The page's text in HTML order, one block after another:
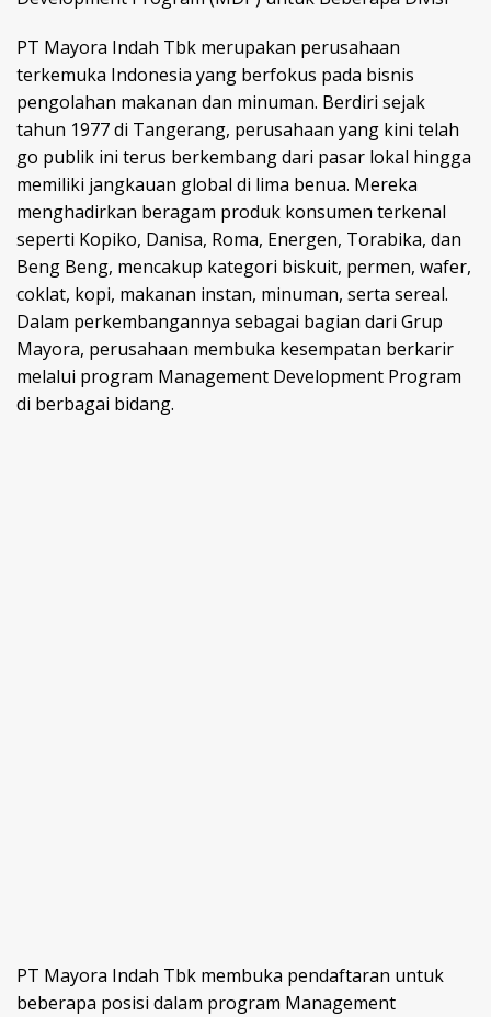
PT Mayora Indah Tbk merupakan perusahaan
terkemuka Indonesia yang berfokus pada bisnis
pengolahan makanan dan minuman. Berdiri sejak
tahun 1977 di Tangerang, perusahaan yang kini telah
go publik ini terus berkembang dari pasar lokal hingga
memiliki jangkauan global di lima benua. Mereka
menghadirkan beragam produk konsumen terkenal
seperti Kopiko, Danisa, Roma, Energen, Torabika, dan
Beng Beng, mencakup kategori biskuit, permen, wafer,
coklat, kopi, makanan instan, minuman, serta sereal.
Dalam perkembangannya sebagai bagian dari Grup
Mayora, perusahaan membuka kesempatan berkarir
melalui program Management Development Program
di berbagai bidang.
PT Mayora Indah Tbk membuka pendaftaran untuk
beberapa posisi dalam program Management